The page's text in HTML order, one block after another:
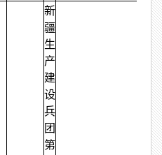
新
疆
生
产
建
设
兵
团
第